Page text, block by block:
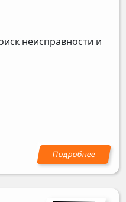
неисправности и